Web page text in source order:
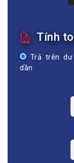
Tính
Trả trên
dần